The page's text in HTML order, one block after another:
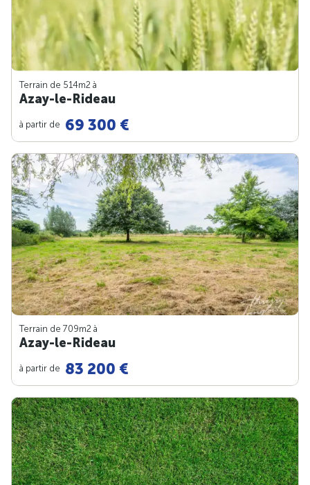
Terrain de 514m2 à
Azay-le-Rideau
à partir de 69 300 €
Terrain de 709m2 à
Azay-le-Rideau
à partir de 83 200 €